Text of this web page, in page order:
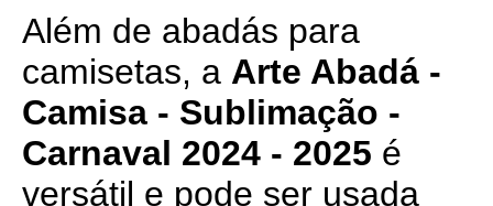
Além de abadás para
camisetas, a Arte Abadá -
Camisa - Sublimação -
Carnaval 2024 - 2025 é
versátil e pode ser usada